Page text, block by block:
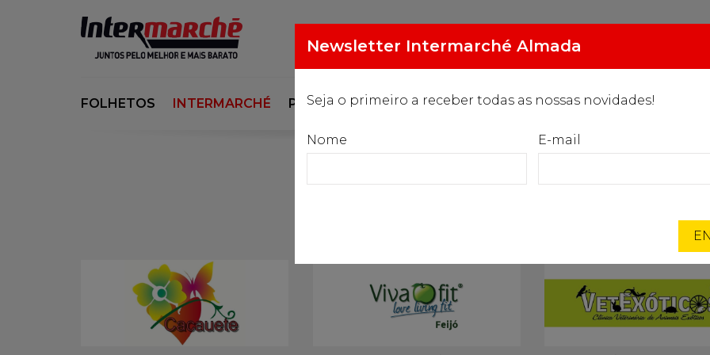
€/L 2.094
FOLHETOS INTERMARCHÉ PORSI MARCAS EXCLUSIVAS PROGRAMA ORIGENS
Início Intermarché Parcerias Locais
Newsletter Intermarché Almada
Seja o primeiro a receber todas as nossas novidades!
Nome E-mail